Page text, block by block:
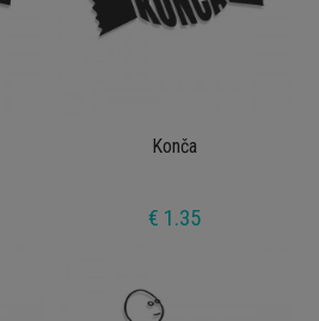
Konča
€ 1.35